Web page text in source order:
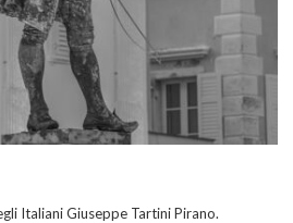
Apr 18
Italiani Giuseppe Tartini Pirano.